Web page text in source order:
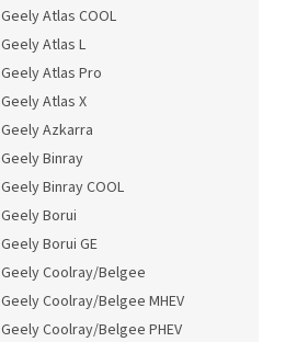
Geely Atlas COOL
Geely Atlas L
Geely Atlas Pro
Geely Atlas X
Geely Azkarra
Geely Binray
Geely Binray COOL
Geely Borui
Geely Borui GE
Geely Coolray/Belgee
Geely Coolray/Belgee MHEV
Geely Coolray/Belgee PHEV